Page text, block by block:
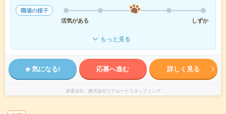
職場の様子
活気がある
しずか
もっと見る
気になる! 応募へ進む 詳しく見る
派遣会社 株式会社リクルートスタッフィング